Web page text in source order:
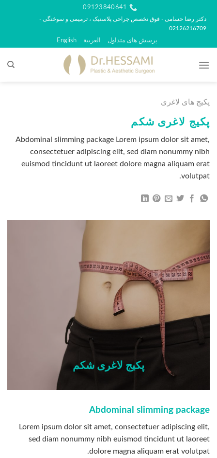
محتوا
09123840641
دکتر رضا حسامی - فوق تخصص جراحی پلاستیک ، ترمیمی و سوختگی -
02126216709
پرسش های متداول العربية English
پکیج های لاغری
پکیج لاغری شکم
Abdominal slimming package Lorem ipsum dolor sit amet,
consectetuer adipiscing elit, sed diam nonummy nibh
euismod tincidunt ut laoreet dolore magna aliquam erat
volutpat.
پکیج لاغری شکم
Abdominal slimming package
Lorem ipsum dolor sit amet, consectetuer adipiscing elit,
sed diam nonummy nibh euismod tincidunt ut laoreet
dolore magna aliquam erat volutpat.